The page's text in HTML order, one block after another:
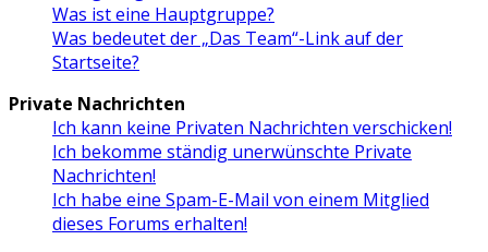
Was ist eine Hauptgruppe?
Was bedeutet der „Das Team“-Link auf der
Startseite?
Private Nachrichten
Ich kann keine Privaten Nachrichten verschicken!
Ich bekomme ständig unerwünschte Private
Nachrichten!
Ich habe eine Spam-E-Mail von einem Mitglied
dieses Forums erhalten!